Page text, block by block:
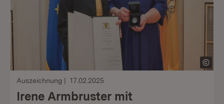
Auszeichnung 17.02.2025
Irene Armbruster mit